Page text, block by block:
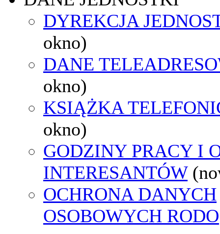
DYREKCJA
okno)
DANE
okno)
KSIĄŻKA
okno)
GODZINY PRACY I
INTERESANTÓW
OCHRONA DANYCH
OSOBOWYCH RODO